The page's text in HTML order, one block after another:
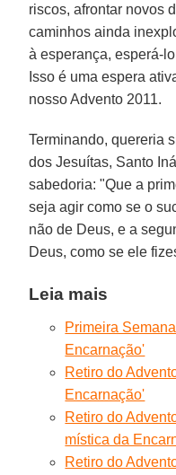
riscos, afrontar novos
caminhos ainda
à esperança, esperá-
Isso é uma espera
nosso Advento 2011.
Terminando, quereria
dos Jesuítas, Santo
sabedoria: "Que a
seja agir como se o
não de Deus, e a
Deus, como se ele
Leia mais
Primeira
Encarnação'
Retiro do
Encarnação'
Retiro do
mística da
Retiro do